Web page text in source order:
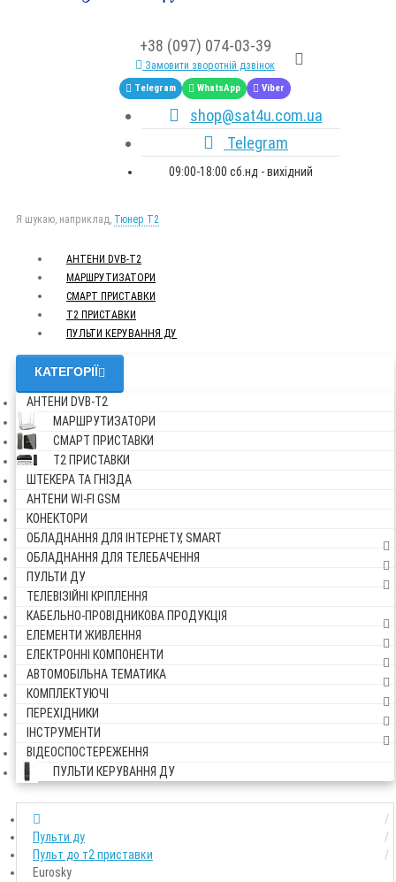
+38 (097) 074-03-39
Замовити зворотній дзвінок
Telegram WhatsApp Viber
shop@sat4u.com.ua
Telegram
09:00-18:00 сб.нд - вихідний
Я шукаю, наприклад, Тюнер T2
АНТЕНИ DVB-Т2
МАРШРУТИЗАТОРИ
СМАРТ ПРИСТАВКИ
Т2 ПРИСТАВКИ
ПУЛЬТИ КЕРУВАННЯ ДУ
КАТЕГОРІЇ
АНТЕНИ DVB-Т2
МАРШРУТИЗАТОРИ
СМАРТ ПРИСТАВКИ
Т2 ПРИСТАВКИ
ШТЕКЕРА ТА ГНІЗДА
АНТЕНИ WI-FI GSM
КОНЕКТОРИ
ОБЛАДНАННЯ ДЛЯ ІНТЕРНЕТУ, SMART
ОБЛАДНАННЯ ДЛЯ ТЕЛЕБАЧЕННЯ
ПУЛЬТИ ДУ
ТЕЛЕВІЗІЙНІ КРІПЛЕННЯ
КАБЕЛЬНО-ПРОВІДНИКОВА ПРОДУКЦІЯ
ЕЛЕМЕНТИ ЖИВЛЕННЯ
ЕЛЕКТРОННІ КОМПОНЕНТИ
АВТОМОБІЛЬНА ТЕМАТИКА
КОМПЛЕКТУЮЧІ
ПЕРЕХІДНИКИ
ІНСТРУМЕНТИ
ВІДЕОСПОСТЕРЕЖЕННЯ
ПУЛЬТИ КЕРУВАННЯ ДУ
Пульти ду
Пульт до т2 приставки
Eurosky